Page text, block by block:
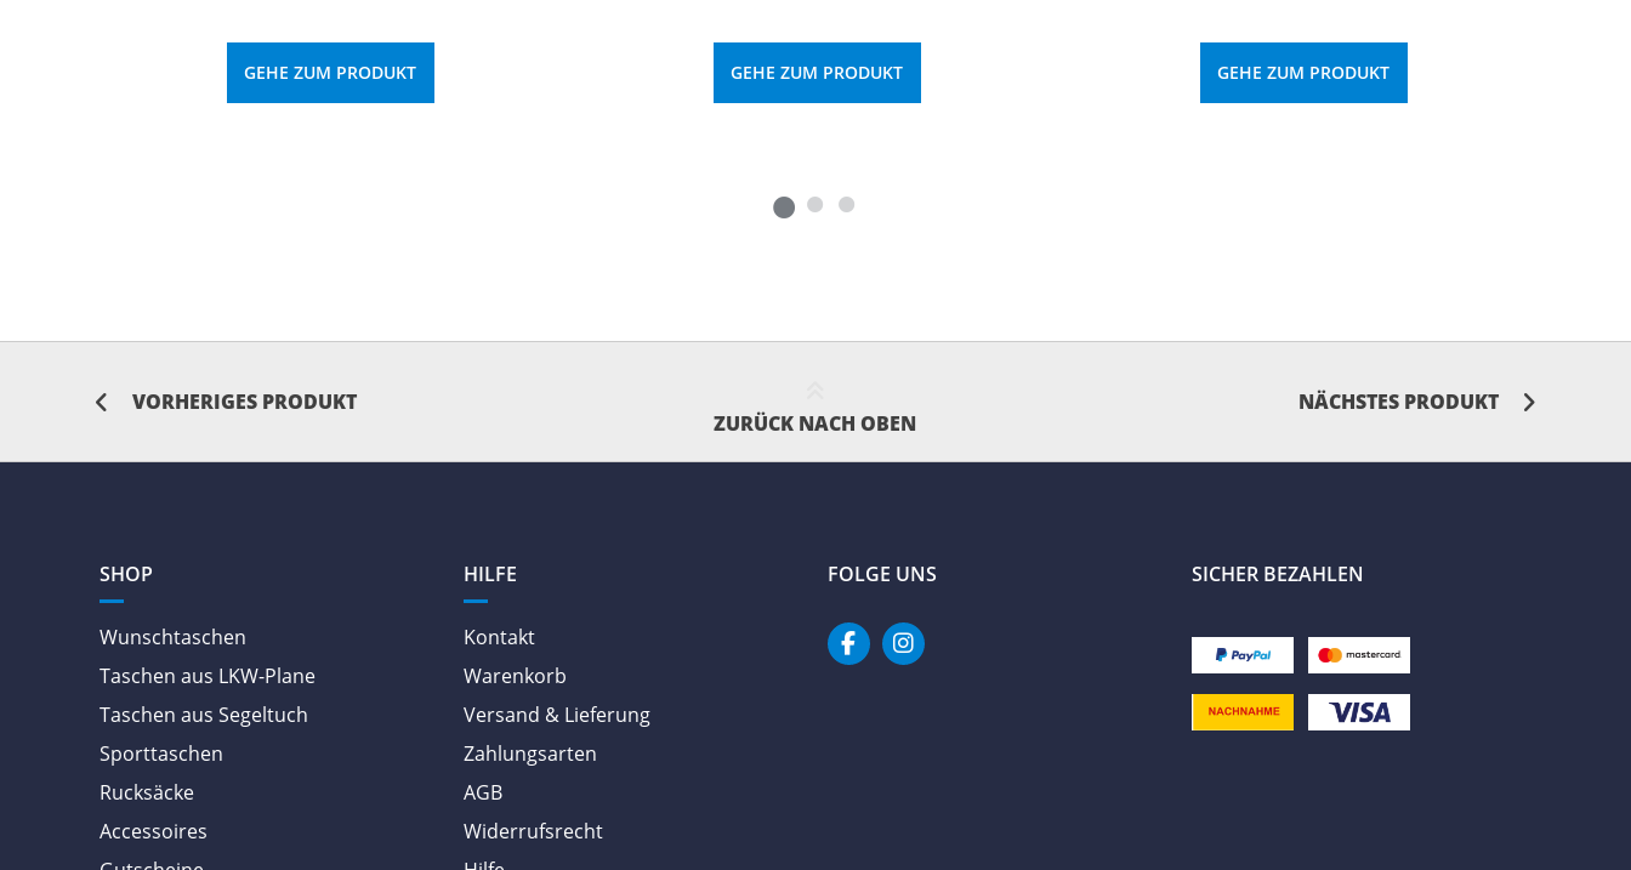
GEHE ZUM PRODUKT GEHE ZUM PRODUKT GEHE ZUM PRODUKT
VORHERIGES PRODUKT
NÄCHSTES PRODUKT
ZURÜCK NACH OBEN
SHOP
Wunschtaschen
Taschen aus LKW-Plane
Taschen aus Segeltuch
Sporttaschen
Rucksäcke
Accessoires
HILFE
Kontakt
Warenkorb
Versand & Lieferung
Zahlungsarten
AGB
Widerrufsrecht
FOLGE UNS SICHER BEZAHLEN